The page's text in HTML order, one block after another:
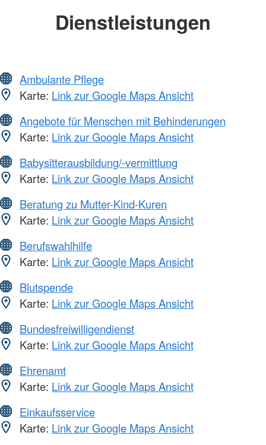
Dienstleistungen
Ambulante Pflege
Karte: Link zur Google Maps Ansicht
Angebote für Menschen mit Behinderungen
Karte: Link zur Google Maps Ansicht
Babysitterausbildung/-vermittlung
Karte: Link zur Google Maps Ansicht
Beratung zu Mutter-Kind-Kuren
Karte: Link zur Google Maps Ansicht
Berufswahlhilfe
Karte: Link zur Google Maps Ansicht
Blutspende
Karte: Link zur Google Maps Ansicht
Bundesfreiwilligendienst
Karte: Link zur Google Maps Ansicht
Ehrenamt
Karte: Link zur Google Maps Ansicht
Einkaufsservice
Karte: Link zur Google Maps Ansicht